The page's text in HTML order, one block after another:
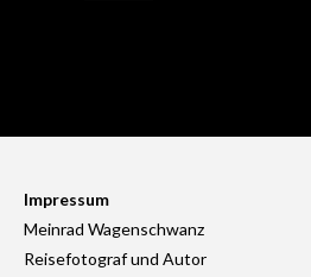
Impressum
Meinrad Wagenschwanz
Reisefotograf und Autor